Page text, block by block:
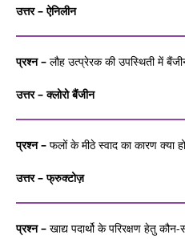
उत्तर – ऐनिलीन
प्रश्न – लौह उत्‍प्रेरक की उपस्थिती में
उत्तर – क्‍लोरो बैंजीन
प्रश्न – फलों के मीठे स्‍वाद का कारण क्या
उत्तर – फ्रुक्टोज़
प्रश्न – खाद्य पदार्थो के परिरक्षण हेतु कौन-